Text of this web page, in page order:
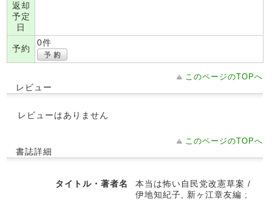
返却
予定
日
予約
0件
このページのTOPへ
レビュー
レビューはありません
このページのTOPへ
書誌詳細
タイトル・著者名
本当は怖い自民党改憲草案 /
伊地知紀子, 新ヶ江章友編 ;